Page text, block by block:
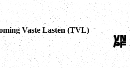
Vaste Lasten (TVL)